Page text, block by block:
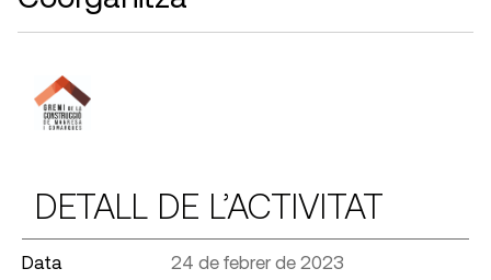
DETALL DE L’ACTIVITAT
Data 24 de febrer de 2023